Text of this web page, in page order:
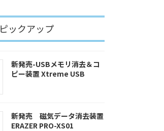
ピックアップ
新発売-USBメモリ消去＆コ
ピー装置 Xtreme USB
新発売 磁気データ消去装置
ERAZER PRO-XS01